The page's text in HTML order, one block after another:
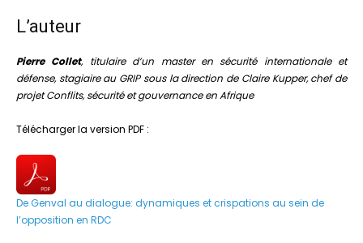
L’auteur
Pierre Collet, titulaire d’un master en sécurité internationale et
défense, stagiaire au GRIP sous la direction de Claire Kupper, chef de
projet Conflits, sécurité et gouvernance en Afrique
Télécharger la version PDF :
De Genval au dialogue: dynamiques et crispations au sein de
l’opposition en RDC